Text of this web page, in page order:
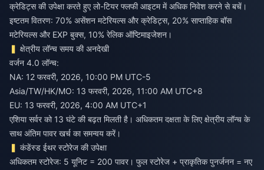
क्रेडिट्स की उपेक्षा करते हुए लो-टियर फ्लफी आइटम में अधिक निवेश करने से बचें।
इष्टतम वितरण: 70% असेंशन मटेरियल्स और क्रेडिट्स, 20% साप्ताहिक बॉस
मटेरियल्स और EXP बुक्स, 10% रेलिक ऑप्टिमाइजेशन।
क्षेत्रीय लॉन्च समय की अनदेखी
वर्जन 4.0 लॉन्च:
NA: 12 फरवरी, 2026, 10:00 PM UTC-5
Asia/TW/HK/MO: 13 फरवरी, 2026, 11:00 AM UTC+8
EU: 13 फरवरी, 2026, 4:00 AM UTC+1
एशिया सर्वर को 13 घंटे की बढ़त मिलती है। अधिकतम दक्षता के लिए क्षेत्रीय लॉन्च के
साथ अंतिम पावर खर्च का समन्वय करें।
कंडेंस्ड ईथर स्टोरेज की उपेक्षा
अधिकतम स्टोरेज: 5 यूनिट = 200 पावर। फुल स्टोरेज + प्राकृतिक पुनर्जनन = नए